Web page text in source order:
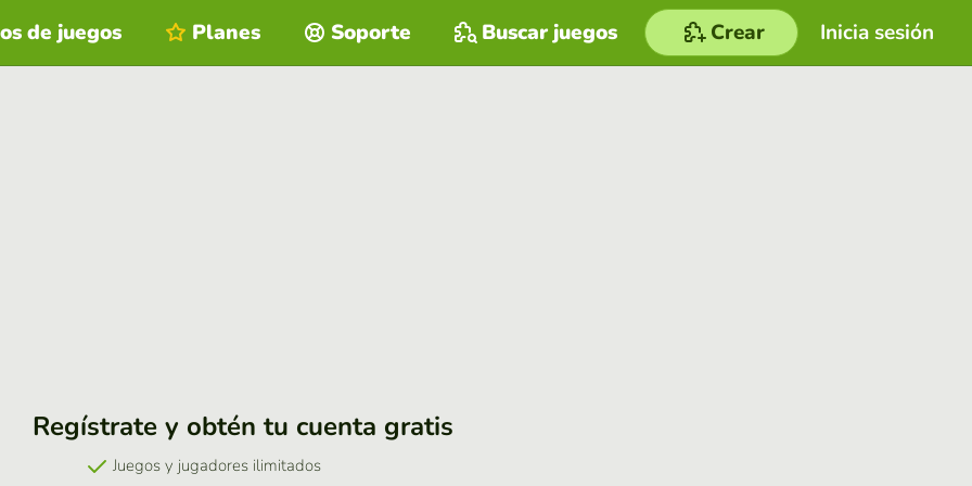
Inicia sesión
de juegos Planes Soporte Buscar juegos Crear
Regístrate y obtén tu cuenta gratis
Juegos y jugadores ilimitados